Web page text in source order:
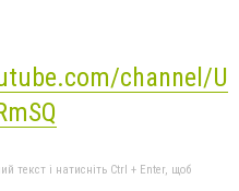
channel/U
текст і натисніть Ctrl + Enter, щоб